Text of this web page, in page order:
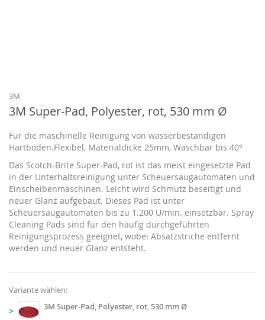
Bildgalerie
springen
3M
3M Super-Pad, Polyester, rot, 530 mm Ø
Für die maschinelle Reinigung von wasserbeständigen
Hartböden.Flexibel, Materialdicke 25mm, Waschbar bis 40°
Das Scotch-Brite Super-Pad, rot ist das meist eingesetzte Pad
in der Unterhaltsreinigung unter Scheuersaugautomaten und
Einscheibenmaschinen. Leicht wird Schmutz beseitigt und
neuer Glanz aufgebaut. Dieses Pad ist unter
Scheuersaugautomaten bis zu 1.200 U/min. einsetzbar. Spray
Cleaning Pads sind für den häufig durchgeführten
Reinigungsprozess geeignet, wobei Absatzstriche entfernt
werden und neuer Glanz entsteht.
Variante wählen:
> 3M Super-Pad, Polyester, rot, 530 mm Ø